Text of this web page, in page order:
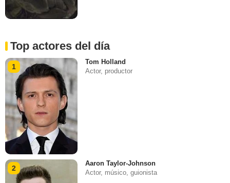
Top actores del día
1
Tom Holland
Actor, productor
2
Aaron Taylor-Johnson
Actor, músico, guionista